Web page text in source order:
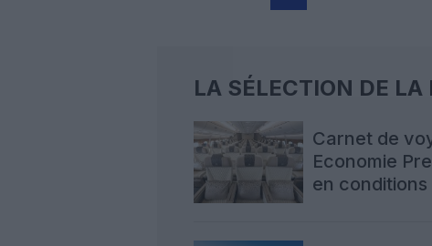
LA SÉLECTION DE LA
Carnet de
Economie
en conditions